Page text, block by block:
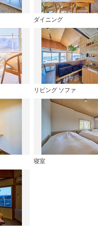
ダイニング
リビング ソファ
寝室